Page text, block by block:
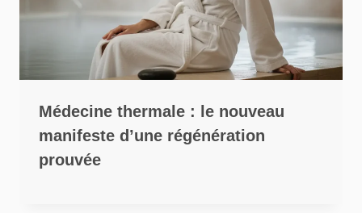
Médecine thermale : le nouveau
manifeste d’une régénération
prouvée